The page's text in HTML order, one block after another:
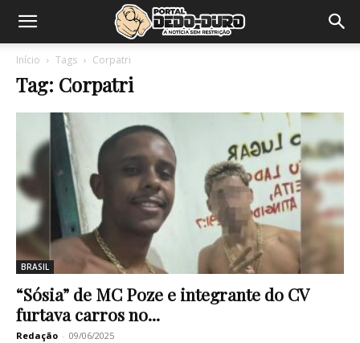
Início Tags Corpatri
Tag: Corpatri
BRASIL
“Sósia” de MC Poze e integrante do CV
furtava carros no...
Redação - 09/06/2025